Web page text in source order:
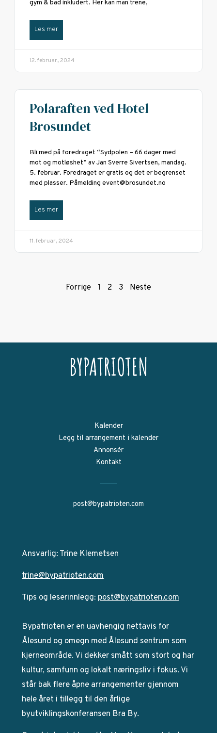
gym & bad inkludert. Her kan man trene,
Les mer
12. februar, 2024
Polaraften ved Hotel
Brosundet
Bli med på foredraget “Sydpolen – 66 dager med
mot og motløshet” av Jan Sverre Sivertsen, mandag.
5. februar. Foredraget er gratis og det er begrenset
med plasser. Påmelding event@brosundet.no
Les mer
11. februar, 2024
Forrige 1 2 3 Neste
Kalender
Legg til arrangement i kalender
Annonsér
Kontakt
post@bypatrioten.com
Ansvarlig: Trine Klemetsen
trine@bypatrioten.com
Tips og leserinnlegg: post@bypatrioten.com
Bypatrioten er en uavhengig nettavis for
Ålesund og omegn med Ålesund sentrum som
kjerneområde. Vi dekker smått som stort og har
kultur, samfunn og lokalt næringsliv i fokus. Vi
står bak flere åpne arrangementer gjennom
hele året i tillegg til den årlige
byutviklingskonferansen Bra By.